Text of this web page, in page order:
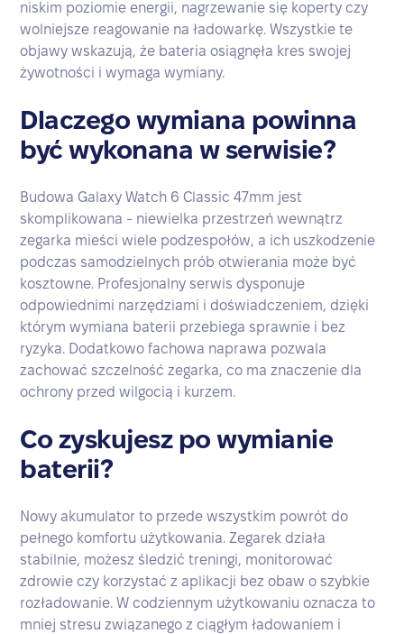
niskim poziomie energii, nagrzewanie się koperty czy
wolniejsze reagowanie na ładowarkę. Wszystkie te
objawy wskazują, że bateria osiągnęła kres swojej
żywotności i wymaga wymiany.
Dlaczego wymiana powinna
być wykonana w serwisie?
Budowa Galaxy Watch 6 Classic 47mm jest
skomplikowana - niewielka przestrzeń wewnątrz
zegarka mieści wiele podzespołów, a ich uszkodzenie
podczas samodzielnych prób otwierania może być
kosztowne. Profesjonalny serwis dysponuje
odpowiednimi narzędziami i doświadczeniem, dzięki
którym wymiana baterii przebiega sprawnie i bez
ryzyka. Dodatkowo fachowa naprawa pozwala
zachować szczelność zegarka, co ma znaczenie dla
ochrony przed wilgocią i kurzem.
Co zyskujesz po wymianie
baterii?
Nowy akumulator to przede wszystkim powrót do
pełnego komfortu użytkowania. Zegarek działa
stabilnie, możesz śledzić treningi, monitorować
zdrowie czy korzystać z aplikacji bez obaw o szybkie
rozładowanie. W codziennym użytkowaniu oznacza to
mniej stresu związanego z ciągłym ładowaniem i